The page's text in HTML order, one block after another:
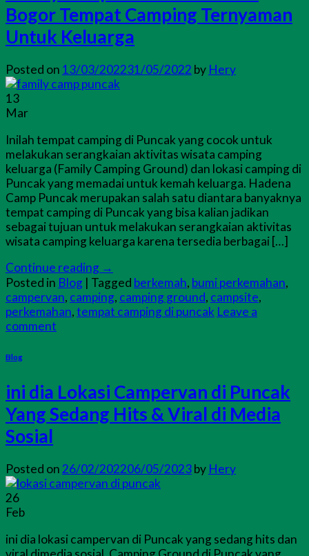
Bogor Tempat Camping Ternyaman
Untuk Keluarga
Posted on 13/03/202231/05/2022 by Hery
13
Mar
Inilah tempat camping di Puncak yang cocok untuk
melakukan serangkaian aktivitas wisata camping
keluarga (Family Camping Ground) dan lokasi camping di
Puncak yang memadai untuk kemah keluarga. Hadena
Camp Puncak merupakan salah satu diantara banyaknya
tempat camping di Puncak yang bisa kalian jadikan
sebagai tujuan untuk melakukan serangkaian aktivitas
wisata camping keluarga karena tersedia berbagai […]
Continue reading →
Posted in Blog | Tagged berkemah, bumi perkemahan,
campervan, camping, camping ground, campsite,
perkemahan,tempat camping di puncak Leave a
comment
Blog
ini dia Lokasi Campervan di Puncak
Yang Sedang Hits & Viral di Media
Sosial
Posted on26/02/202206/05/2023by Hery
26
Feb
ini dia lokasi campervan di Puncak yang sedang hits dan